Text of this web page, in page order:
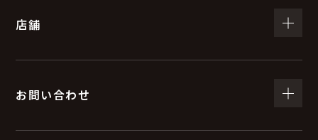
店舗
お問い合わせ